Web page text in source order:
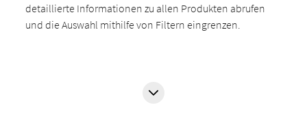
detaillierte Informationen zu allen Produkten abrufen
und die Auswahl mithilfe von Filtern eingrenzen.